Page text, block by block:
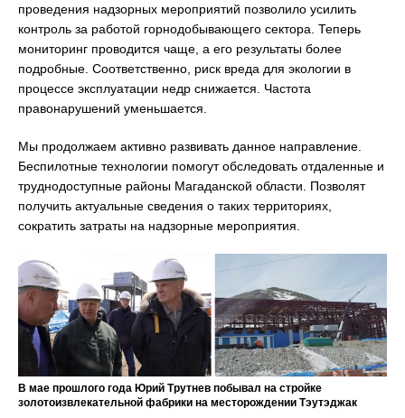
проведения надзорных мероприятий позволило усилить
контроль за работой горнодобывающего сектора. Теперь
мониторинг проводится чаще, а его результаты более
подробные. Соответственно, риск вреда для экологии в
процессе эксплуатации недр снижается. Частота
правонарушений уменьшается.
Мы продолжаем активно развивать данное направление.
Беспилотные технологии помогут обследовать отдаленные и
труднодоступные районы Магаданской области. Позволят
получить актуальные сведения о таких территориях,
сократить затраты на надзорные мероприятия.
В мае прошлого года Юрий Трутнев побывал на стройке
золотоизвлекательной фабрики на месторождении Тэутэджак